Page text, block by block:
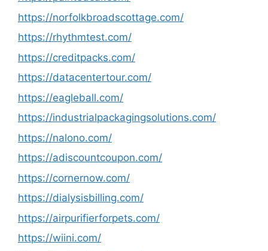
https://norfolkbroadscottage.com/
https://rhythmtest.com/
https://creditpacks.com/
https://datacentertour.com/
https://eagleball.com/
https://industrialpackagingsolutions.com/
https://nalono.com/
https://adiscountcoupon.com/
https://cornernow.com/
https://dialysisbilling.com/
https://airpurifierforpets.com/
https://wiini.com/